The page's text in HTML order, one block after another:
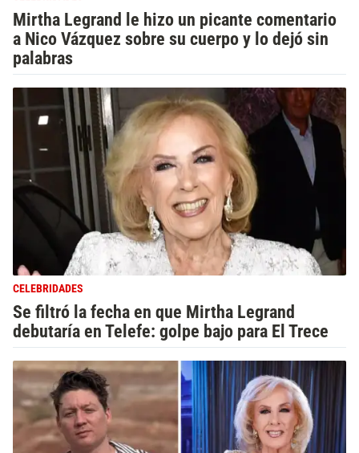
Mirtha Legrand le hizo un picante comentario
a Nico Vázquez sobre su cuerpo y lo dejó sin
palabras
CELEBRIDADES
Se filtró la fecha en que Mirtha Legrand
debutaría en Telefe: golpe bajo para El Trece